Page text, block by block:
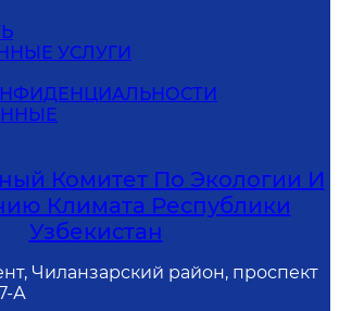
УСЛУГИ
Комитет По Экологии И
Климата Республики
Узбекистан
Чиланзарский район, проспект
А